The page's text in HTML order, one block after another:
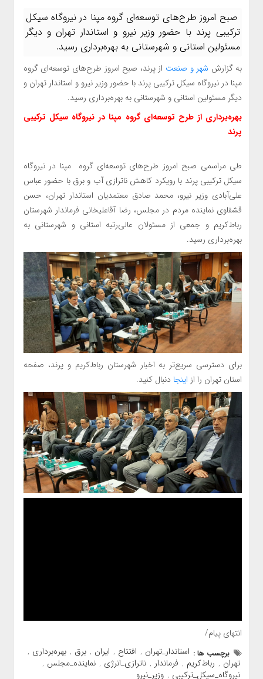
صبح امروز طرح‌های توسعه‌ای گروه مپنا در نیروگاه سیکل
ترکیبی پرند با حضور وزیر نیرو و استاندار تهران و دیگر
مسئولین استانی و شهرستانی به بهره‌برداری رسید.
به گزارش شهر و صنعت از پرند، صبح امروز طرح‌های توسعه‌ای گروه
مپنا در نیروگاه سیکل ترکیبی پرند با حضور وزیر نیرو و استاندار تهران و
دیگر مسئولین استانی و شهرستانی به بهره‌برداری رسید.
بهره‌برداری از طرح‌ توسعه‌ای گروه مپنا در نیروگاه سیکل ترکیبی
پرند
طی مراسمی صبح امروز طرح‌های توسعه‌ای گروه مپنا در نیروگاه
سیکل ترکیبی پرند با رویکرد کاهش ناترازی آب و برق با حضور عباس
علی‌آبادی وزیر نیرو، محمد صادق معتمدیان استاندار تهران، حسن
قشقاوی نماینده مردم در مجلس، رضا آقاعلیخانی فرماندار شهرستان
رباط‌کریم و جمعی از مسئولان عالی‌رتبه استانی و شهرستانی به
بهره‌برداری رسید.
برای دسترسی سریع‌تر به اخبار شهرستان رباط‌کریم و پرند، صفحه
استان تهران را از اینجا دنبال کنید.
انتهای پیام/
برچسب ها : استاندار_تهران , افتتاح , ایران , برق , بهره‌برداری ,
تهران , رباط‌کریم , فرماندار , ناترازی_انرژی , نماینده_مجلس ,
نیروگاه_سیکل_ترکیبی , وزیر_نیرو